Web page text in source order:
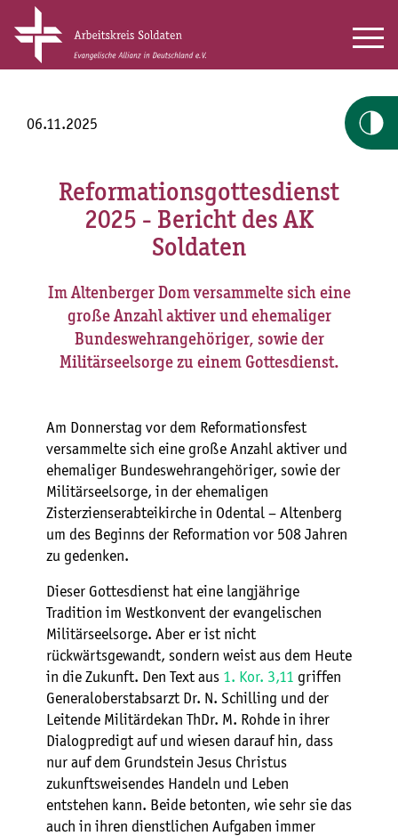
06.11.2025
Reformationsgottesdienst
2025 - Bericht des AK
Soldaten
Im Altenberger Dom versammelte sich eine
große Anzahl aktiver und ehemaliger
Bundeswehrangehöriger, sowie der
Militärseelsorge zu einem Gottesdienst.
Am Donnerstag vor dem Reformationsfest
versammelte sich eine große Anzahl aktiver und
ehemaliger Bundeswehrangehöriger, sowie der
Militärseelsorge, in der ehemaligen
Zisterzienserabteikirche in Odental – Altenberg
um des Beginns der Reformation vor 508 Jahren
zu gedenken.
Dieser Gottesdienst hat eine langjährige
Tradition im Westkonvent der evangelischen
Militärseelsorge. Aber er ist nicht
rückwärtsgewandt, sondern weist aus dem Heute
in die Zukunft. Den Text aus 1. Kor. 3,11 griffen
Generaloberstabsarzt Dr. N. Schilling und der
Leitende Militärdekan ThDr. M. Rohde in ihrer
Dialogpredigt auf und wiesen darauf hin, dass
nur auf dem Grundstein Jesus Christus
zukunftsweisendes Handeln und Leben
entstehen kann. Beide betonten, wie sehr sie das
auch in ihren dienstlichen Aufgaben immer